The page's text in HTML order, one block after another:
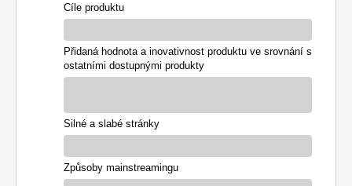
Cíle produktu
Přidaná hodnota a inovativnost produktu ve srovnání s
ostatními dostupnými produkty
Silné a slabé stránky
Způsoby mainstreamingu